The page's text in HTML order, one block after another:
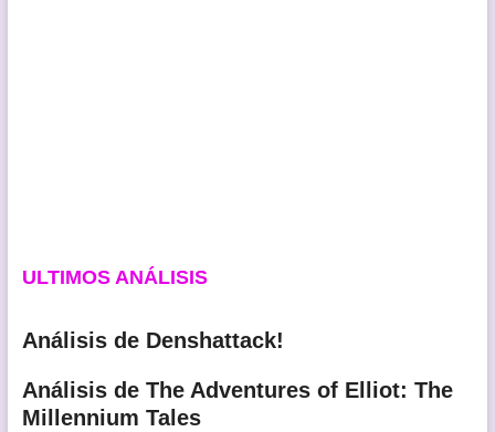
ULTIMOS ANÁLISIS
Análisis de Denshattack!
Análisis de The Adventures of Elliot: The
Millennium Tales